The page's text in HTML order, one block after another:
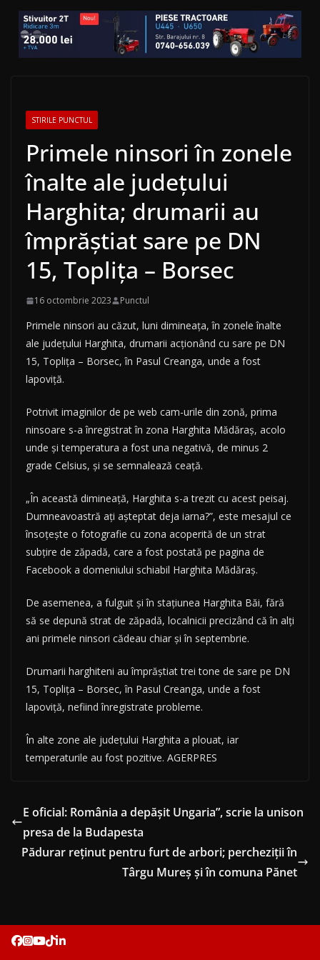
STIRILE PUNCTUL
Primele ninsori în zonele
înalte ale judeţului
Harghita; drumarii au
împrăştiat sare pe DN
15, Topliţa – Borsec
16 octombrie 2023 Punctul
Primele ninsori au căzut, luni dimineaţa, în zonele înalte
ale judeţului Harghita, drumarii acţionând cu sare pe DN
15, Topliţa – Borsec, în Pasul Creanga, unde a fost
lapoviţă.
Potrivit imaginilor de pe web cam-urile din zonă, prima
ninsoare s-a înregistrat în zona Harghita Mădăraş, acolo
unde şi temperatura a fost una negativă, de minus 2
grade Celsius, şi se semnalează ceaţă.
„În această dimineaţă, Harghita s-a trezit cu acest peisaj.
Dumneavoastră aţi aşteptat deja iarna?”, este mesajul ce
însoţeşte o fotografie cu zona acoperită de un strat
subţire de zăpadă, care a fost postată pe pagina de
Facebook a domeniului schiabil Harghita Mădăraş.
De asemenea, a fulguit şi în staţiunea Harghita Băi, fără
să se depună strat de zăpadă, localnicii precizând că în alţi
ani primele ninsori cădeau chiar şi în septembrie.
Drumarii harghiteni au împrăştiat trei tone de sare pe DN
15, Topliţa – Borsec, în Pasul Creanga, unde a fost
lapoviţă, nefiind înregistrate probleme.
În alte zone ale judeţului Harghita a plouat, iar
temperaturile au fost pozitive. AGERPRES
E oficial: România a depășit Ungaria”, scrie la unison
presa de la Budapesta
Pădurar reţinut pentru furt de arbori; percheziţii în
Târgu Mureş şi în comuna Pănet